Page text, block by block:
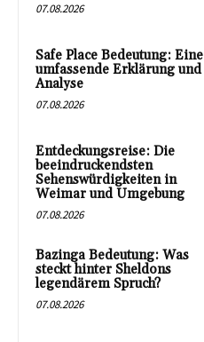
07.08.2026
Safe Place Bedeutung: Eine
umfassende Erklärung und
Analyse
07.08.2026
Entdeckungsreise: Die
beeindruckendsten
Sehenswürdigkeiten in
Weimar und Umgebung
07.08.2026
Bazinga Bedeutung: Was
steckt hinter Sheldons
legendärem Spruch?
07.08.2026